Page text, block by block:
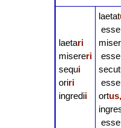
laetari
misereri
sequi
oriri
ingredii
laetat
esse
esse
secut
esse
ort
esse